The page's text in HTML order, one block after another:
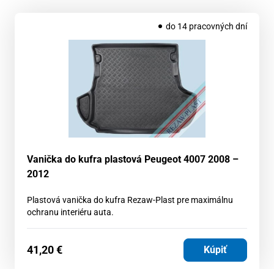
do 14 pracovných dní
Vanička do kufra plastová Peugeot 4007 2008 –
2012
Plastová vanička do kufra Rezaw-Plast pre maximálnu
ochranu interiéru auta.
41,20€ Kúpiť